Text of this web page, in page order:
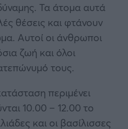
Τα άτομα αυτά
θέσεις και φτάνουν
Αυτοί οι άνθρωποι
ζωή και όλοι
τους.
περιμένει
10.00 – 12.00 το
και οι βασίλισσες